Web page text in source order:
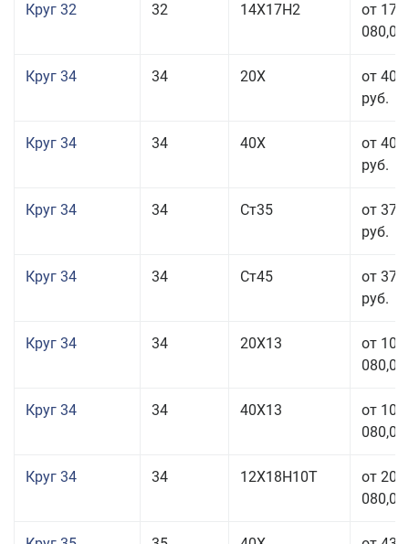
Круг 32 32 14Х17Н2
от 177
080,00
Круг 34 34 20Х
от 40
руб.
Круг 34 34 40Х
от 40
руб.
Круг 34 34 Ст35
от 37
руб.
Круг 34 34 Ст45
от 37
руб.
Круг 34 34 20Х13
от 101
080,00
Круг 34 34 40Х13
от 101
080,00
Круг 34 34 12Х18Н10Т
от 208
080,00